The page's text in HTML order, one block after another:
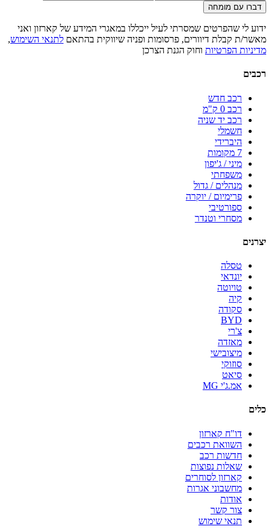
דברו עם מומחה
ידוע לי שהפרטים שמסרתי לעיל ייכללו במאגרי המידע של קארזון ואני
מאשר/ת קבלת דיוורים, פרסומות ופניה שיווקית בהתאם לתנאי השימוש,
מדיניות הפרטיות וחוק הגנת הצרכן
רכבים
רכב חדש
רכב 0 ק"מ
רכב יד שניה
חשמלי
היברידי
7 מקומות
מיני / ג'יפון
משפחתי
מנהלים / גדול
פרימיום / יוקרה
ספורטיבי
מסחרי וטנדר
יצרנים
טסלה
יונדאי
טויוטה
קיה
סקודה
BYD
צ'רי
מאזדה
מיצובישי
סוזוקי
סיאט
אמ.ג'י MG
כלים
דו"ח קארזון
השוואת רכבים
חדשות רכב
שאלות נפוצות
קארזון לסוחרים
מחשבוני אגרות
אודות
צור קשר
תנאי שימוש